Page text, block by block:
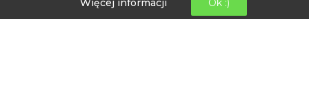
Więcej informacji Ok :)